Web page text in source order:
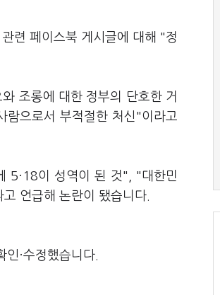
련 페이스북 게시글에 대해 "정
조롱에 대한 정부의 단호한 거
람으로서 부적절한 처신"이라고
5·18이 성역이 된 것", "대한민
언급해 논란이 됐습니다.
·수정했습니다.